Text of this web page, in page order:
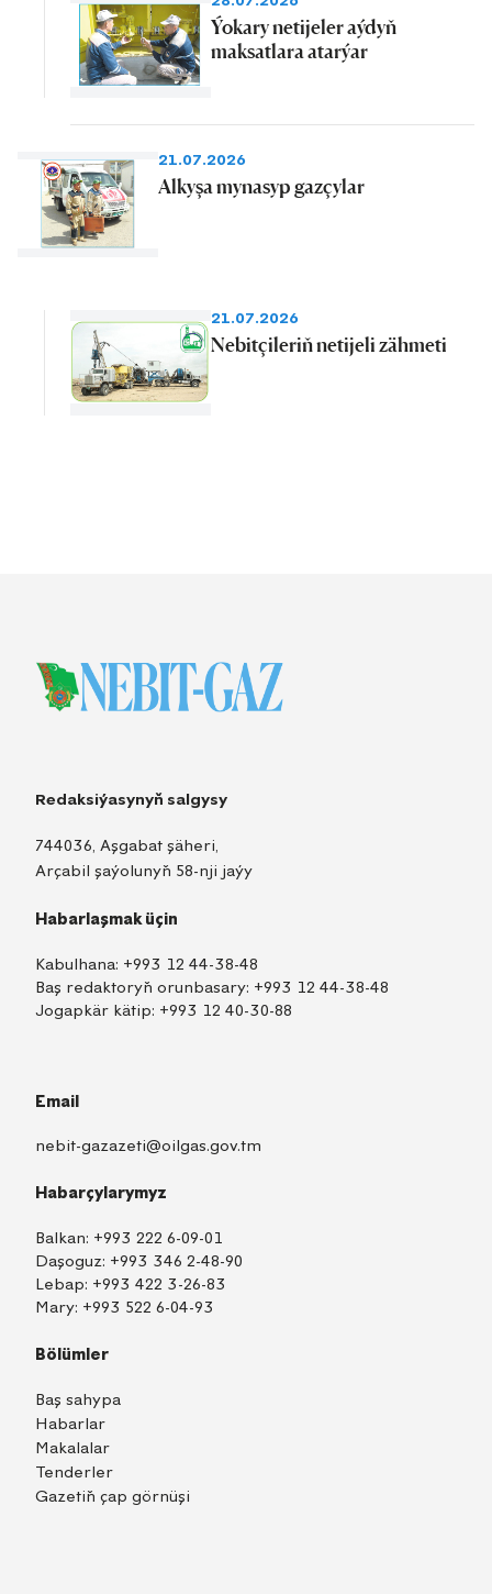
Ýokary netijeler aýdyň
maksatlara atarýar
21.07.2026
Alkyşa mynasyp gazçylar
21.07.2026
Nebitçileriň netijeli zähmeti
Redaksiýasynyň salgysy
744036, Aşgabat şäheri,
Arçabil şaýolunyň 58-nji jaýy
Habarlaşmak üçin
Kabulhana: +993 12 44-38-48
Baş redaktoryň orunbasary: +993 12 44-38-48
Jogapkär kätip: +993 12 40-30-88
Email
nebit-gazazeti@oilgas.gov.tm
Habarçylarymyz
Balkan: +993 222 6-09-01
Daşoguz: +993 346 2-48-90
Lebap: +993 422 3-26-83
Mary: +993 522 6-04-93
Bölümler
Baş sahypa
Habarlar
Makalalar
Tenderler
Gazetiň çap görnüşi